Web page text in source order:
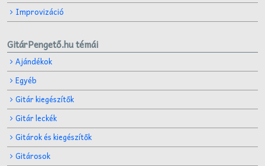
Improvizáció
GitárPengető.hu témái
Ajándékok
Egyéb
Gitár kiegészítők
Gitár leckék
Gitárok és kiegészítők
Gitárosok